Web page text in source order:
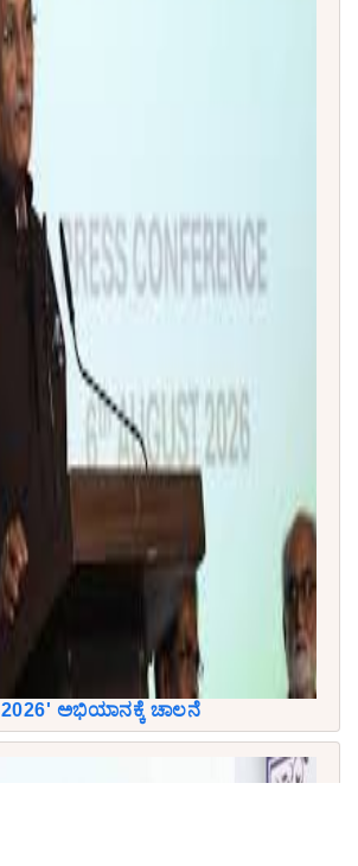
ಅಭಿಯಾನಕ್ಕೆ ಚಾಲನೆ